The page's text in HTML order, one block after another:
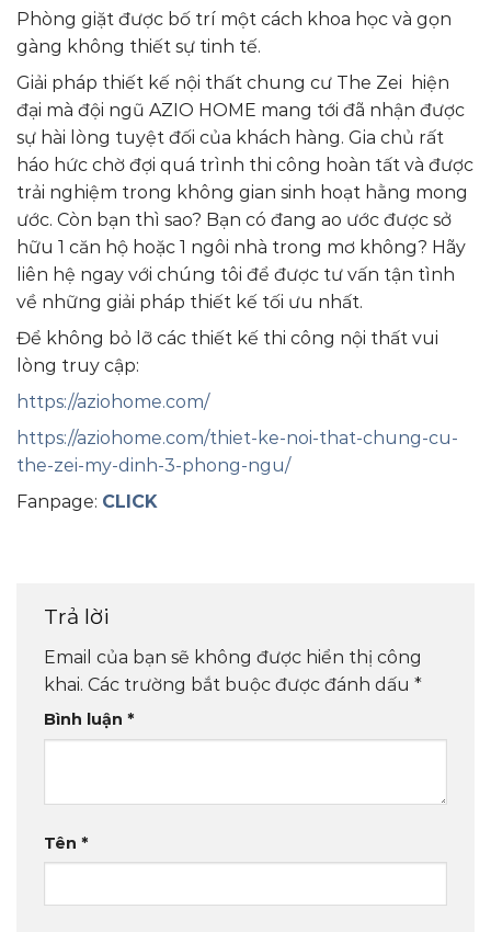
Phòng giặt được bố trí một cách khoa học và gọn
gàng không thiết sự tinh tế.
Giải pháp thiết kế nội thất chung cư The Zei hiện
đại mà đội ngũ AZIO HOME mang tới đã nhận được
sự hài lòng tuyệt đối của khách hàng. Gia chủ rất
háo hức chờ đợi quá trình thi công hoàn tất và được
trải nghiệm trong không gian sinh hoạt hằng mong
ước. Còn bạn thì sao? Bạn có đang ao ước được sở
hữu 1 căn hộ hoặc 1 ngôi nhà trong mơ không? Hãy
liên hệ ngay với chúng tôi để được tư vấn tận tình
về những giải pháp thiết kế tối ưu nhất.
Để không bỏ lỡ các thiết kế thi công nội thất vui
lòng truy cập:
https://aziohome.com/
https://aziohome.com/thiet-ke-noi-that-chung-cu-
the-zei-my-dinh-3-phong-ngu/
Fanpage: CLICK
Trả lời
Email của bạn sẽ không được hiển thị công
khai. Các trường bắt buộc được đánh dấu *
Bình luận *
Tên *